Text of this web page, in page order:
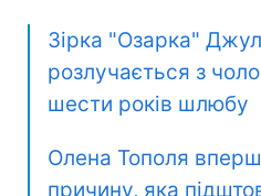
Зірка "Озарка"
розлучається з
шести років шлюбу
Олена Тополя
причину, яка